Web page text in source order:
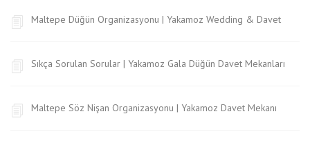
Maltepe Düğün Organizasyonu | Yakamoz Wedding & Davet
Sıkça Sorulan Sorular | Yakamoz Gala Düğün Davet Mekanları
Maltepe Söz Nişan Organizasyonu | Yakamoz Davet Mekanı